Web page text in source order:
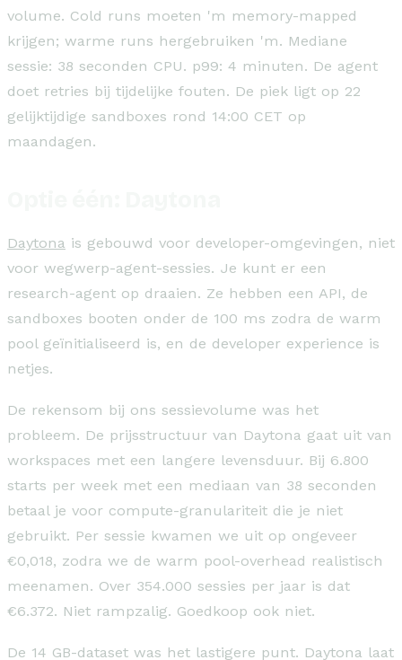
volume. Cold runs moeten 'm memory-mapped
krijgen; warme runs hergebruiken 'm. Mediane
sessie: 38 seconden CPU. p99: 4 minuten. De agent
doet retries bij tijdelijke fouten. De piek ligt op 22
gelijktijdige sandboxes rond 14:00 CET op
maandagen.
Daytona is gebouwd voor developer-omgevingen, niet
voor wegwerp-agent-sessies. Je kunt er een
research-agent op draaien. Ze hebben een API, de
sandboxes booten onder de 100 ms zodra de warm
pool geïnitialiseerd is, en de developer experience is
netjes.
De rekensom bij ons sessievolume was het
probleem. De prijsstructuur van Daytona gaat uit van
workspaces met een langere levensduur. Bij 6.800
starts per week met een mediaan van 38 seconden
betaal je voor compute-granulariteit die je niet
gebruikt. Per sessie kwamen we uit op ongeveer
€0,018, zodra we de warm pool-overhead realistisch
meenamen. Over 354.000 sessies per jaar is dat
€6.372. Niet rampzalig. Goedkoop ook niet.
De 14 GB-dataset was het lastigere punt. Daytona laat